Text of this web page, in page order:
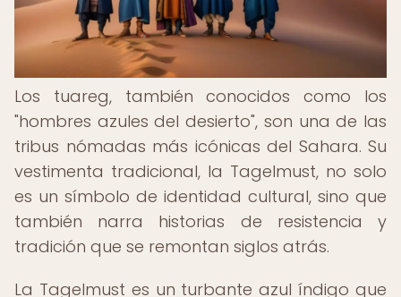
Los tuareg, también conocidos como los
"hombres azules del desierto", son una de las
tribus nómadas más icónicas del Sahara. Su
vestimenta tradicional, la Tagelmust, no solo
es un símbolo de identidad cultural, sino que
también narra historias de resistencia y
tradición que se remontan siglos atrás.
La Tagelmust es un turbante azul índigo que